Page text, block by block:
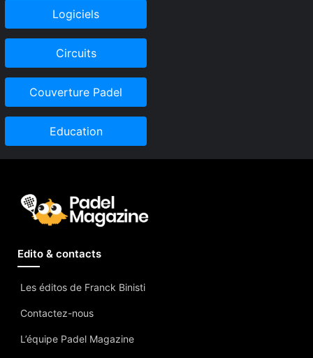
Logiciels
Circuits
Couverture Padel
Education
Edito & contacts
Les éditos de Franck Binisti
Contactez-nous
L’équipe Padel Magazine